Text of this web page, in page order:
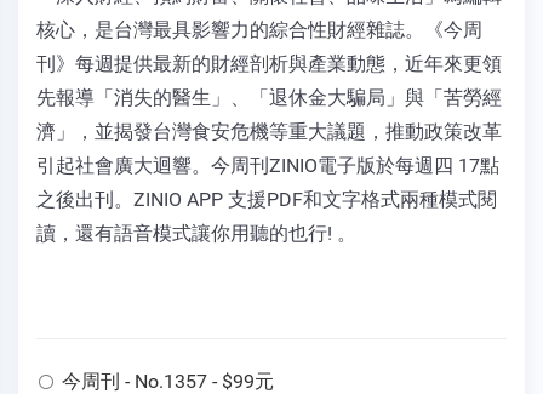
核心，是台灣最具影響力的綜合性財經雜誌。《今周
刊》每週提供最新的財經剖析與產業動態，近年來更領
先報導「消失的醫生」、「退休金大騙局」與「苦勞經
濟」，並揭發台灣食安危機等重大議題，推動政策改革
引起社會廣大迴響。今周刊ZINIO電子版於每週四 17點
之後出刊。ZINIO APP 支援PDF和文字格式兩種模式閱
讀，還有語音模式讓你用聽的也行! 。
今周刊 - No.1357 - $99元